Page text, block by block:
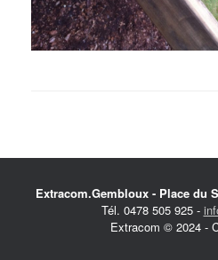
Extracom.Gembloux - Place du
Tél. 0478 505 925 -
Extracom © 2024 -